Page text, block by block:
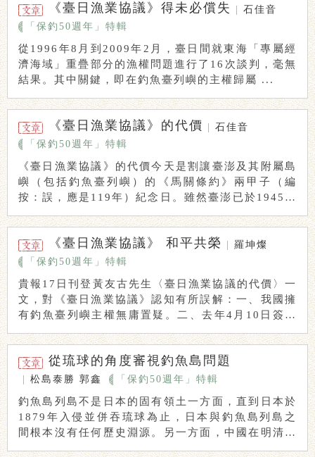
《臺日漁業協議》得未必償失 | 石佳音
「保釣50週年」特輯
從1996年8月到2009年2月，臺日間就東海「專屬經
濟海域」重疊部分的漁權問題進行了16次談判，毫無
結果。其中關鍵，即在釣魚臺列嶼的主權歸屬 ...
《臺日漁業協議》的代價 | 石佳音
「保釣50週年」特輯
《臺日漁業協議》的代價今天是割讓臺澎及其附屬島
嶼（包括釣魚臺列嶼）的《馬關條約》兩甲子（編
按：誤，應是119年）紀念日。雖然臺澎已於1945年
《臺日漁業協議》 和平共榮 | 羅坤燦
「保釣50週年」特輯
貴報17日刊登黃友古先生〈臺日漁業協議的代價〉一
文，對《臺日漁業協議》認知有所誤解：一、我國擁
有釣魚臺列嶼主權無庸置疑。二、去年4月10日簽訂
從琉球的角度審視釣魚島問題
松島泰勝 郭鑫 「保釣50週年」特輯
釣魚島列島不是日本的固有領土一方面，直到日本於
1879年入侵並併吞琉球為止，日本與釣魚島列島之
間根本沒有任何歷史淵源。另一方面，中國在明清時